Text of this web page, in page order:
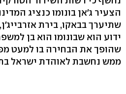
הצעיר ג'אן בונומו כנציג
ידוע הוא שבונומו הוא בן
שהופך את הבחירה בו למעט
ממש נחשבת לאוהדת ישראל